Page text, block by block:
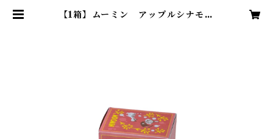
【1箱】ムーミン アップルシナモン